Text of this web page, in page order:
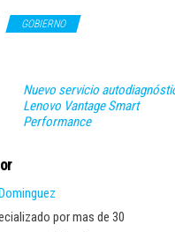
GOBIERNO
Nuevo servicio
Lenovo Vantage Smart
Performance
por mas de 30